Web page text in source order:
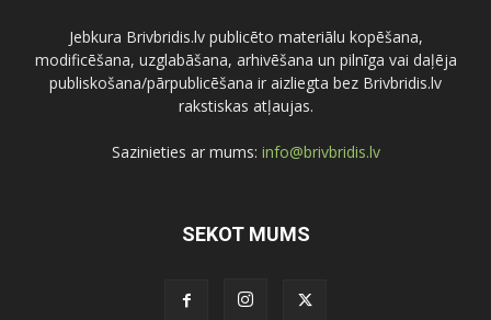
Jebkura Brivbridis.lv publicēto materiālu kopēšana,
modificēšana, uzglabāšana, arhivēšana un pilnīga vai daļēja
publiskošana/pārpublicēšana ir aizliegta bez Brivbridis.lv
rakstiskas atļaujas.
Sazinieties ar mums: info@brivbridis.lv
SEKOT MUMS